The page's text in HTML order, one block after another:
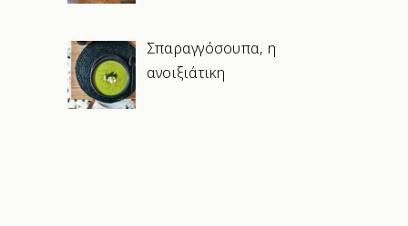
Σπαραγγόσουπα, η
ανοιξιάτικη